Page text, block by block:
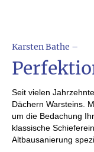
Karsten Bathe –
Seit vielen
Dächern Warsteins.
um die Bedachung
klassische
Altbausanierung